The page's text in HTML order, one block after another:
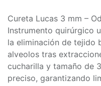
Cureta Lucas 3 mm –
Instrumento quirúrgico
la eliminación de tejido
alveolos tras
cucharilla y tamaño de
preciso, garantizando